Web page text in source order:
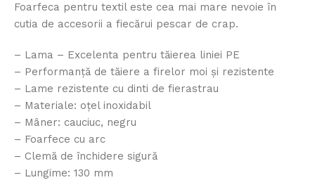
Foarfeca pentru textil este cea mai mare nevoie în
cutia de accesorii a fiecărui pescar de crap.
– Lama – Excelenta pentru tăierea liniei PE
– Performanță de tăiere a firelor moi și rezistente
– Lame rezistente cu dinti de fierastrau
– Materiale: oțel inoxidabil
– Mâner: cauciuc, negru
– Foarfece cu arc
– Clemă de închidere sigură
– Lungime: 130 mm